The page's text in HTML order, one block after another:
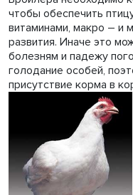
чтобы обеспечить
витаминами, макро – и
развития. Иначе это
болезням и падежу
голодание особей,
присутствие корма в